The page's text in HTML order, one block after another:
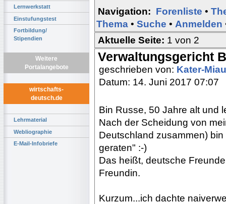
Lernwerkstatt
Einstufungstest
Fortbildung/
Stipendien
Weitere
Portalangebote
wirtschafts-
deutsch.de
Lehrmaterial
Webliographie
E-Mail-Infobriefe
Navigation: Forenliste •
Thema • Suche • Anmelden
Aktuelle Seite: 1 von 2
Verwaltungsgericht
geschrieben von: Kater-
Datum: 14. Juni 2017 07:07
Bin Russe, 50 Jahre alt und
Nach der Scheidung von
Deutschland zusammen)
geraten" :-)
Das heißt, deutsche
Freundin.
Kurzum...ich dachte